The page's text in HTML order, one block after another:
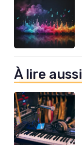
À lire aussi